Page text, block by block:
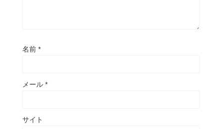
名前 *
メール *
サイト